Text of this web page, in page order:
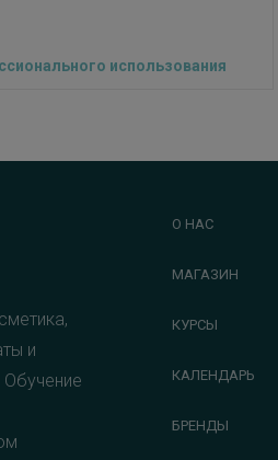
использования
и
О НАС
МАГАЗИН
КУРСЫ
КАЛЕНДАРЬ
БРЕНДЫ